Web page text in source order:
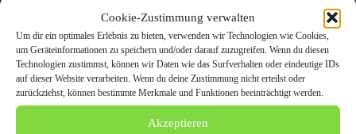
Cookie-Zustimmung verwalten
Um dir ein optimales Erlebnis zu bieten, verwenden wir Technologien wie Cookies,
um Geräteinformationen zu speichern und/oder darauf zuzugreifen. Wenn du diesen
Technologien zustimmst, können wir Daten wie das Surfverhalten oder eindeutige IDs
auf dieser Website verarbeiten. Wenn du deine Zustimmung nicht erteilst oder
zurückziehst, können bestimmte Merkmale und Funktionen beeinträchtigt werden.
Akzeptieren
Digitalisierung im Autohandel: Wie
moderne Technologien den
Fahrzeugverkauf und das
Kundenverhalten in Deutschland
verändern
23. April 2025